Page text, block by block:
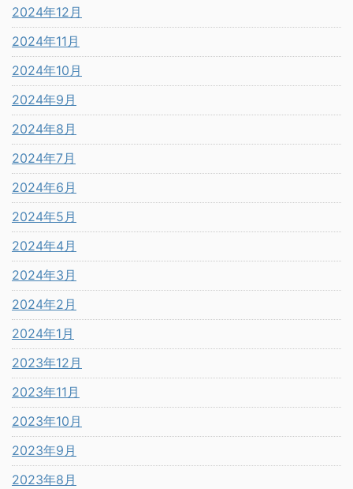
2024年12月
2024年11月
2024年10月
2024年9月
2024年8月
2024年7月
2024年6月
2024年5月
2024年4月
2024年3月
2024年2月
2024年1月
2023年12月
2023年11月
2023年10月
2023年9月
2023年8月